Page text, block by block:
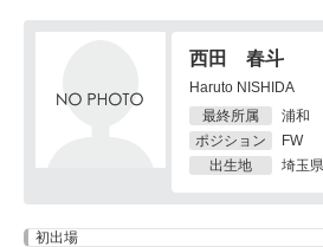
西田 春斗
Haruto NISHIDA
最終所属
浦和
ポジション
FW
出生地
埼玉県
初出場